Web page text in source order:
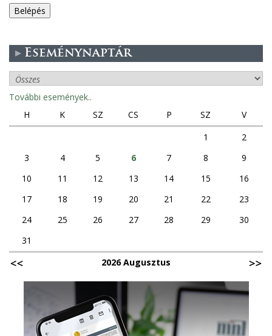
e
e
s
Eseménynaptár
További események..
H
K SZ CS P SZ
V
1
2
3
4 5 6 7 8
9
10
11 12 13 14 15
16
17
18 19 20 21 22
23
24
25 26 27 28 29
30
31
2026 Augusztus